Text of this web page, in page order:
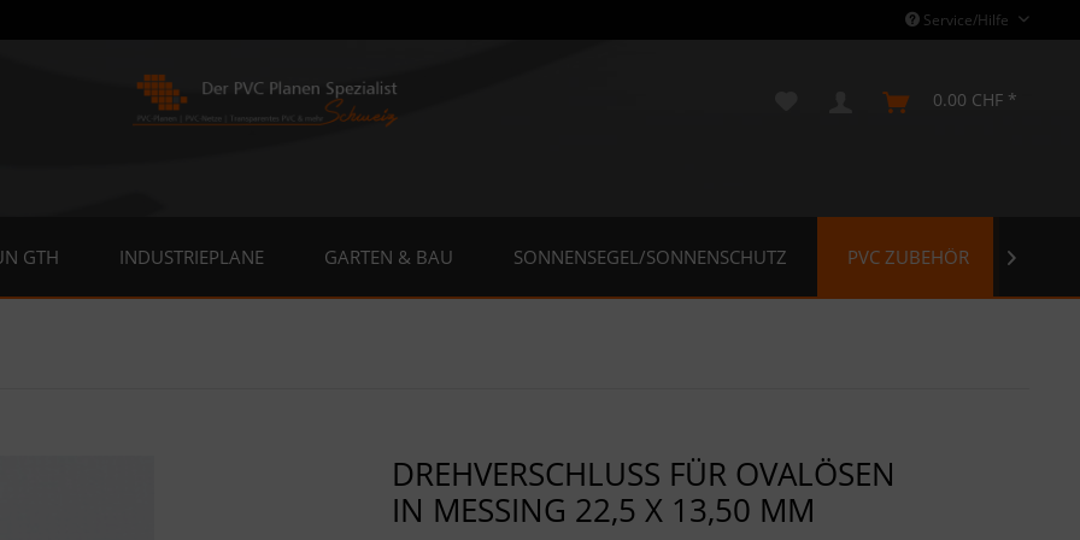
Service/Hilfe
0.00 CHF *
GTH INDUSTRIEPLANE GARTEN & BAU SONNENSEGEL/SONNENSCHUTZ PVC ZUBEHÖR 
DREHVERSCHLUSS FÜR OVALÖSEN
IN MESSING 22,5 X 13,50 MM